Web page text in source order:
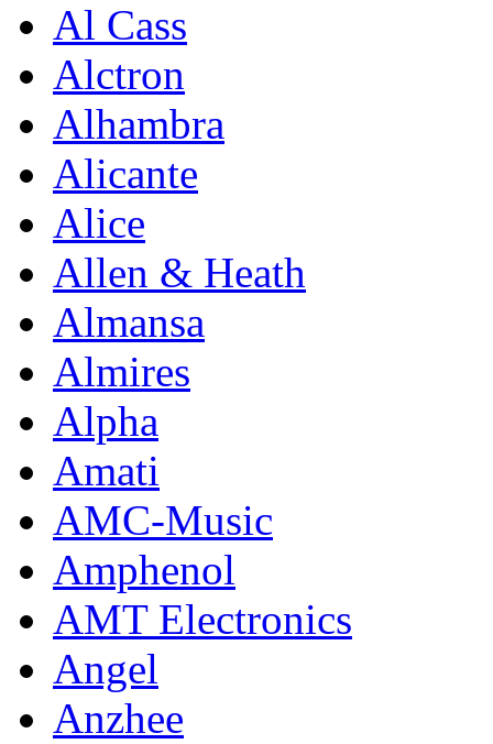
Al Cass
Alctron
Alhambra
Alicante
Alice
Allen & Heath
Almansa
Almires
Alpha
Amati
AMC-Music
Amphenol
AMT Electronics
Angel
Anzhee